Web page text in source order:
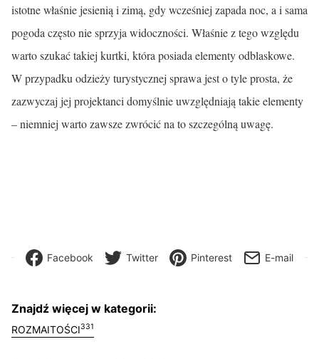
istotne właśnie jesienią i zimą, gdy wcześniej zapada noc, a i sama
pogoda często nie sprzyja widoczności. Właśnie z tego względu
warto szukać takiej kurtki, która posiada elementy odblaskowe.
W przypadku odzieży turystycznej sprawa jest o tyle prosta, że
zazwyczaj jej projektanci domyślnie uwzględniają takie elementy
– niemniej warto zawsze zwrócić na to szczególną uwagę.
Facebook Twitter Pinterest E-mail
Znajdź więcej w kategorii:
ROZMAITOŚCI331